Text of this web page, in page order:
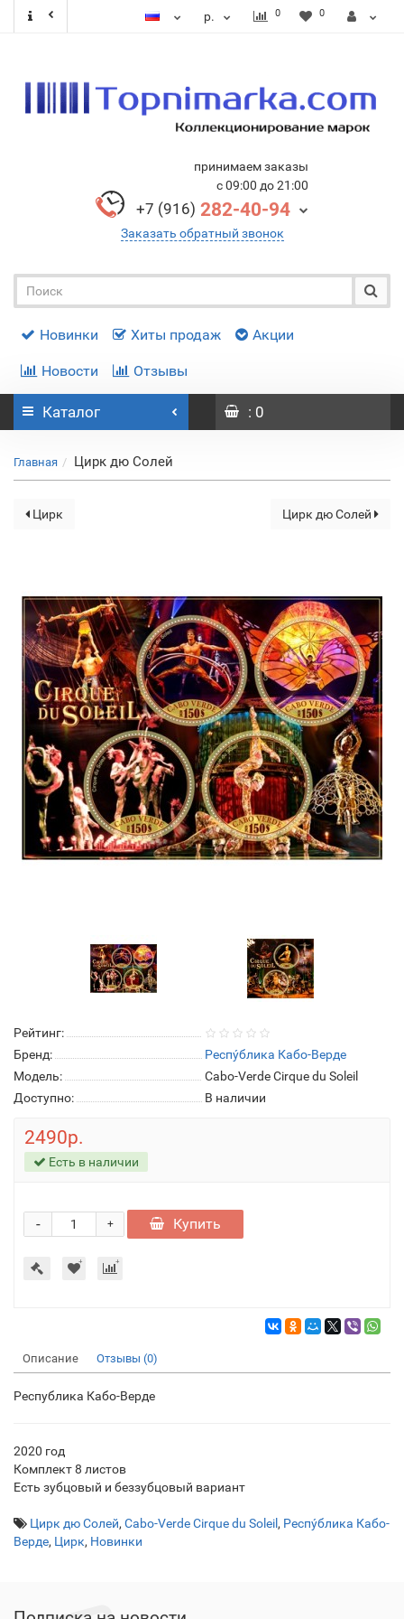
р. 0 0
принимаем заказы
с 09:00 до 21:00
+7 (916) 282-40-94
Заказать обратный звонок
Новинки Хиты продаж Акции
Новости Отзывы
Каталог : 0
Главная Цирк дю Солей
Цирк Цирк дю Солей
Рейтинг:
Бренд:
Респу́блика Кабо-Верде
Модель:
Cabo-Verde Cirque du Soleil
Доступно:
В наличии
2490р.
Есть в наличии
+
- Купить
Описание Отзывы (0)
Республика Кабо-Верде
2020 год
Комплект 8 листов
Есть зубцовый и беззубцовый вариант
Цирк дю Солей, Cabo-Verde Cirque du Soleil , Респу́блика Кабо-
Верде, Цирк, Новинки